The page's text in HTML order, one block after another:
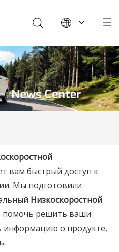
Français
Español
Português
Deutsch
Italiano
вам быстрый доступ к
Мы подготовили
Низкоскоростной
помочь решить ваши
информацию о продукте,